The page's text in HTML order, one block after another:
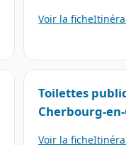
Voir la fiche
Toilettes
Cherbourg-
Voir la fiche